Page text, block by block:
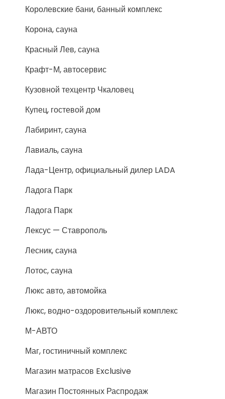
Королевские бани, банный комплекс
Корона, сауна
Красный Лев, сауна
Крафт-М, автосервис
Кузовной техцентр Чкаловец
Купец, гостевой дом
Лабиринт, сауна
Лавиаль, сауна
Лада-Центр, официальный дилер LADA
Ладога Парк
Ладога Парк
Лексус — Ставрополь
Лесник, сауна
Лотос, сауна
Люкс авто, автомойка
Люкс, водно-оздоровительный комплекс
М-АВТО
Маг, гостиничный комплекс
Магазин матрасов Exclusive
Магазин Постоянных Распродаж